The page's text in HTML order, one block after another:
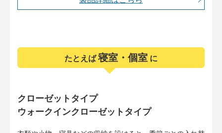
たとえば 寝室・個室 に
クローゼットタイプ
ウォークインクローゼットタイプ